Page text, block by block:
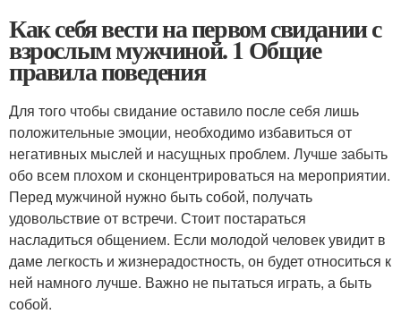
Как себя вести на первом свидании с
взрослым мужчиной. 1 Общие
правила поведения
Для того чтобы свидание оставило после себя лишь
положительные эмоции, необходимо избавиться от
негативных мыслей и насущных проблем. Лучше забыть
обо всем плохом и сконцентрироваться на мероприятии.
Перед мужчиной нужно быть собой, получать
удовольствие от встречи. Стоит постараться
насладиться общением. Если молодой человек увидит в
даме легкость и жизнерадостность, он будет относиться к
ней намного лучше. Важно не пытаться играть, а быть
собой.